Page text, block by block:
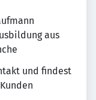
aus
und findest